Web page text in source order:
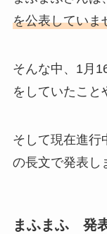
を公表していま
そんな中、1月
をしていたこと
そして現在進行
の長文で発表し
まふまふ 発